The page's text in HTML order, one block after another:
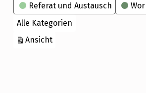
Referat und Austausch
Alle Kategorien
Ansichtausdrucken